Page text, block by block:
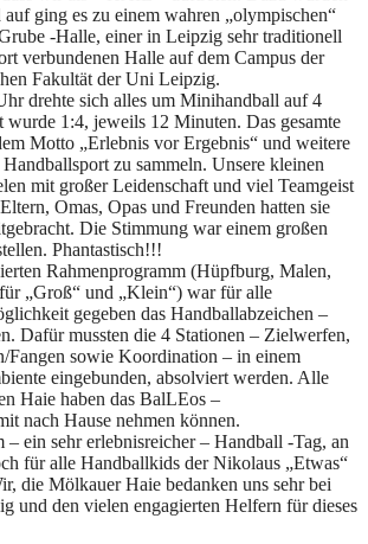
ging es zu einem wahren „olympischen“
-Halle, einer in Leipzig sehr traditionell
verbundenen Halle auf dem Campus der
Fakultät der Uni Leipzig.
drehte sich alles um Minihandball auf 4
wurde 1:4, jeweils 12 Minuten. Das gesamte
Motto „Erlebnis vor Ergebnis“ und weitere
zu sammeln. Unsere kleinen
mit großer Leidenschaft und viel Teamgeist
Omas, Opas und Freunden hatten sie
Die Stimmung war einem großen
Phantastisch!!!
Rahmenprogramm (Hüpfburg, Malen,
„Groß“ und „Klein“) war für alle
gegeben das Handballabzeichen –
Dafür mussten die 4 Stationen – Zielwerfen,
Fangen sowie Koordination – in einem
eingebunden, absolviert werden. Alle
Haie haben das BalLEos –
nach Hause nehmen können.
– ein sehr erlebnisreicher – Handball -Tag, an
für alle Handballkids der Nikolaus „Etwas“
die Mölkauer Haie bedanken uns sehr bei
und den vielen engagierten Helfern für dieses